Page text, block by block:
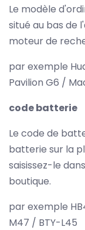
Le modèle
situé au bas de
moteur de
par exemple
Pavilion G6 /
code batterie
Le code de
batterie sur la
saisissez-le
boutique.
par exemple
M47 / BTY-L45